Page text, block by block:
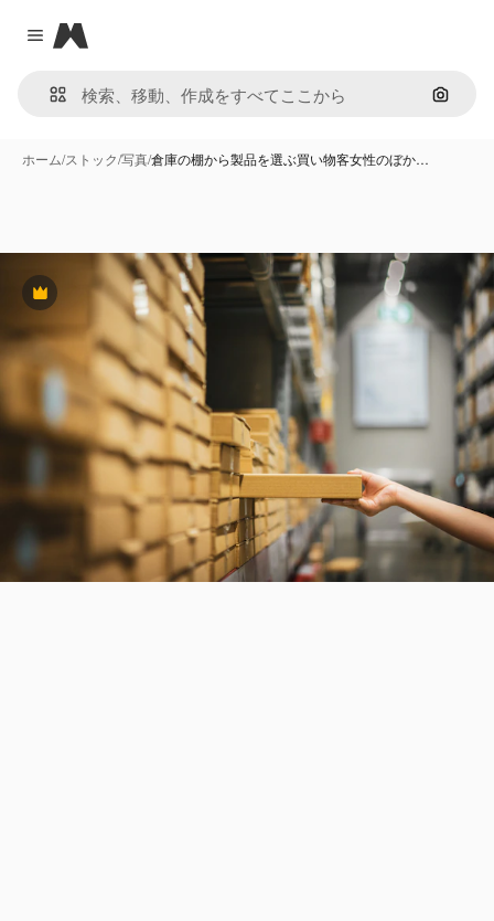
Close menu
Magnific
画像で
ホーム/ストック/写真/倉庫の棚から製品を選ぶ買い物客女性のぼか…
Premium